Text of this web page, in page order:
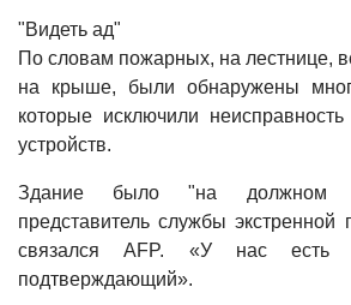
"Видеть ад"
По словам пожарных, на лестнице,
на крыше, были обнаружены
которые исключили
устройств.
Здание было "на должном
представитель службы
связался AFP. «У нас есть
подтверждающий».